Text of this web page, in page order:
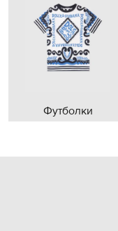
Футболки